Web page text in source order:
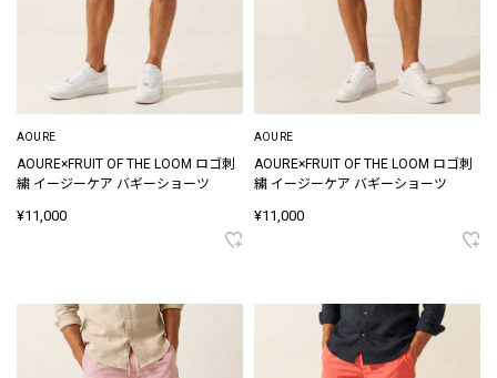
AOURE
AOURE×FRUIT OF THE LOOM ロゴ刺
繍 イージーケア バギーショーツ
¥11,000
AOURE
AOURE×FRUIT OF THE LOOM ロゴ刺
繍 イージーケア バギーショーツ
¥11,000